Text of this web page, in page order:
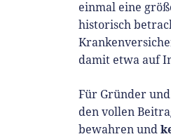
einmal eine
historisch
damit etwa auf
Für Gründer und
den vollen
bewahren und